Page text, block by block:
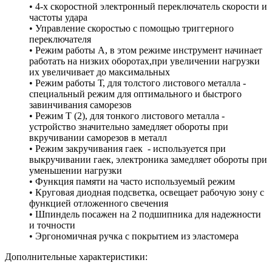
• 4-х скоростной электронный переключатель скорости и
частоты удара
• Управление скоростью с помощью триггерного
переключателя
• Режим работы А, в этом режиме инструмент начинает
работать на низких оборотах,при увеличении нагрузки
их увеличивает до максимальных
• Режим работы Т, для толстого листового металла -
специальный режим для оптимального и быстрого
завинчивания саморезов
• Режим Т (2), для тонкого листового металла -
устройство значительно замедляет обороты при
вкручивании саморезов в металл
• Режим закручивания гаек - используется при
выкручивании гаек, электроника замедляет обороты при
уменьшении нагрузки
• Функция памяти на часто используемый режим
• Круговая диодная подсветка, освещает рабочую зону с
функцией отложенного свечения
• Шпиндель посажен на 2 подшипника для надежности
и точности
• Эргономичная ручка с покрытием из эластомера
Дополнительные характеристики: